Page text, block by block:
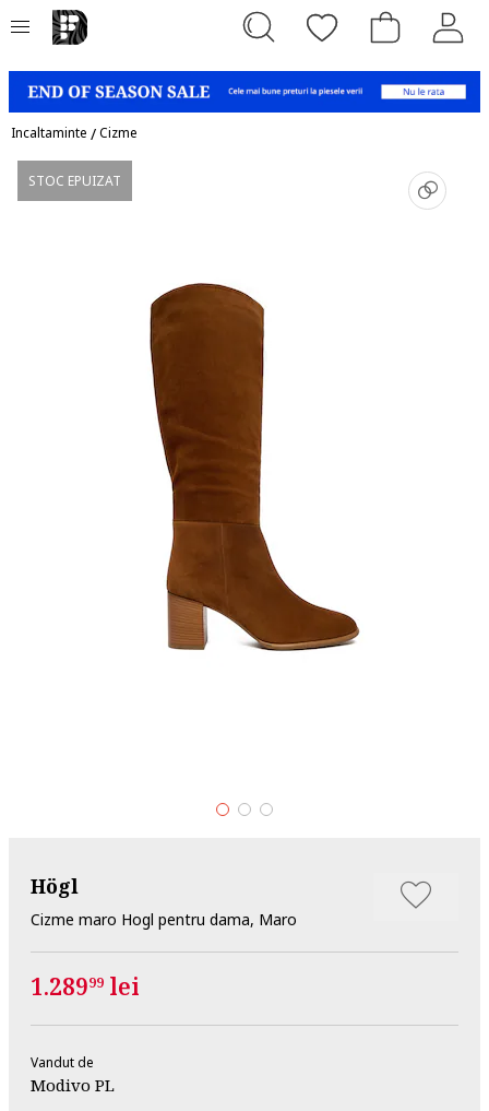
Incaltaminte /Cizme
STOC EPUIZAT
Högl
Cizme maro Hogl pentru dama, Maro
1.28999 lei
Vandut de
Modivo PL